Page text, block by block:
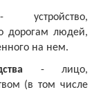
дорогам людей,
на нем.
- лицо,
(в том числе